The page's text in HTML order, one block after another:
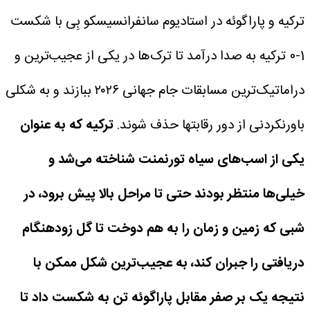
ترکیه و پاراگوئه در استادیوم سانفرانسیسکو بِی با شکست
1-0 ترکیه به صدا درآمد تا ترک‌ها در یکی از عجیب‌ترین و
دراماتیک‌ترین مسابقات جام جهانی ۲۰۲۶ ببازند و به شکلی
باورنکردنی از دور رقابتها حذف شوند.ترکیه که به عنوان
یکی از اسب‌های سیاه تورنمنت شناخته می‌شد و
خیلی‌ها منتظر بودند حتی تا مراحل بالا پیش برود، در
شبی که زمین و زمان را به هم دوخت تا گل زودهنگام
دریافتی را جبران کند، به عجیب‌ترین شکل ممکن با
نتیجه یک بر صفر مقابل پاراگوئه تن به شکست داد تا